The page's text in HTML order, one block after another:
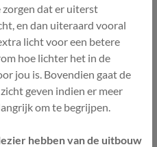
dat er uiterst
en dan uiteraard vooral
licht voor een betere
hoe lichter het in de
jou is. Bovendien gaat de
geven indien er meer
om te begrijpen.
hebben van de uitbouw